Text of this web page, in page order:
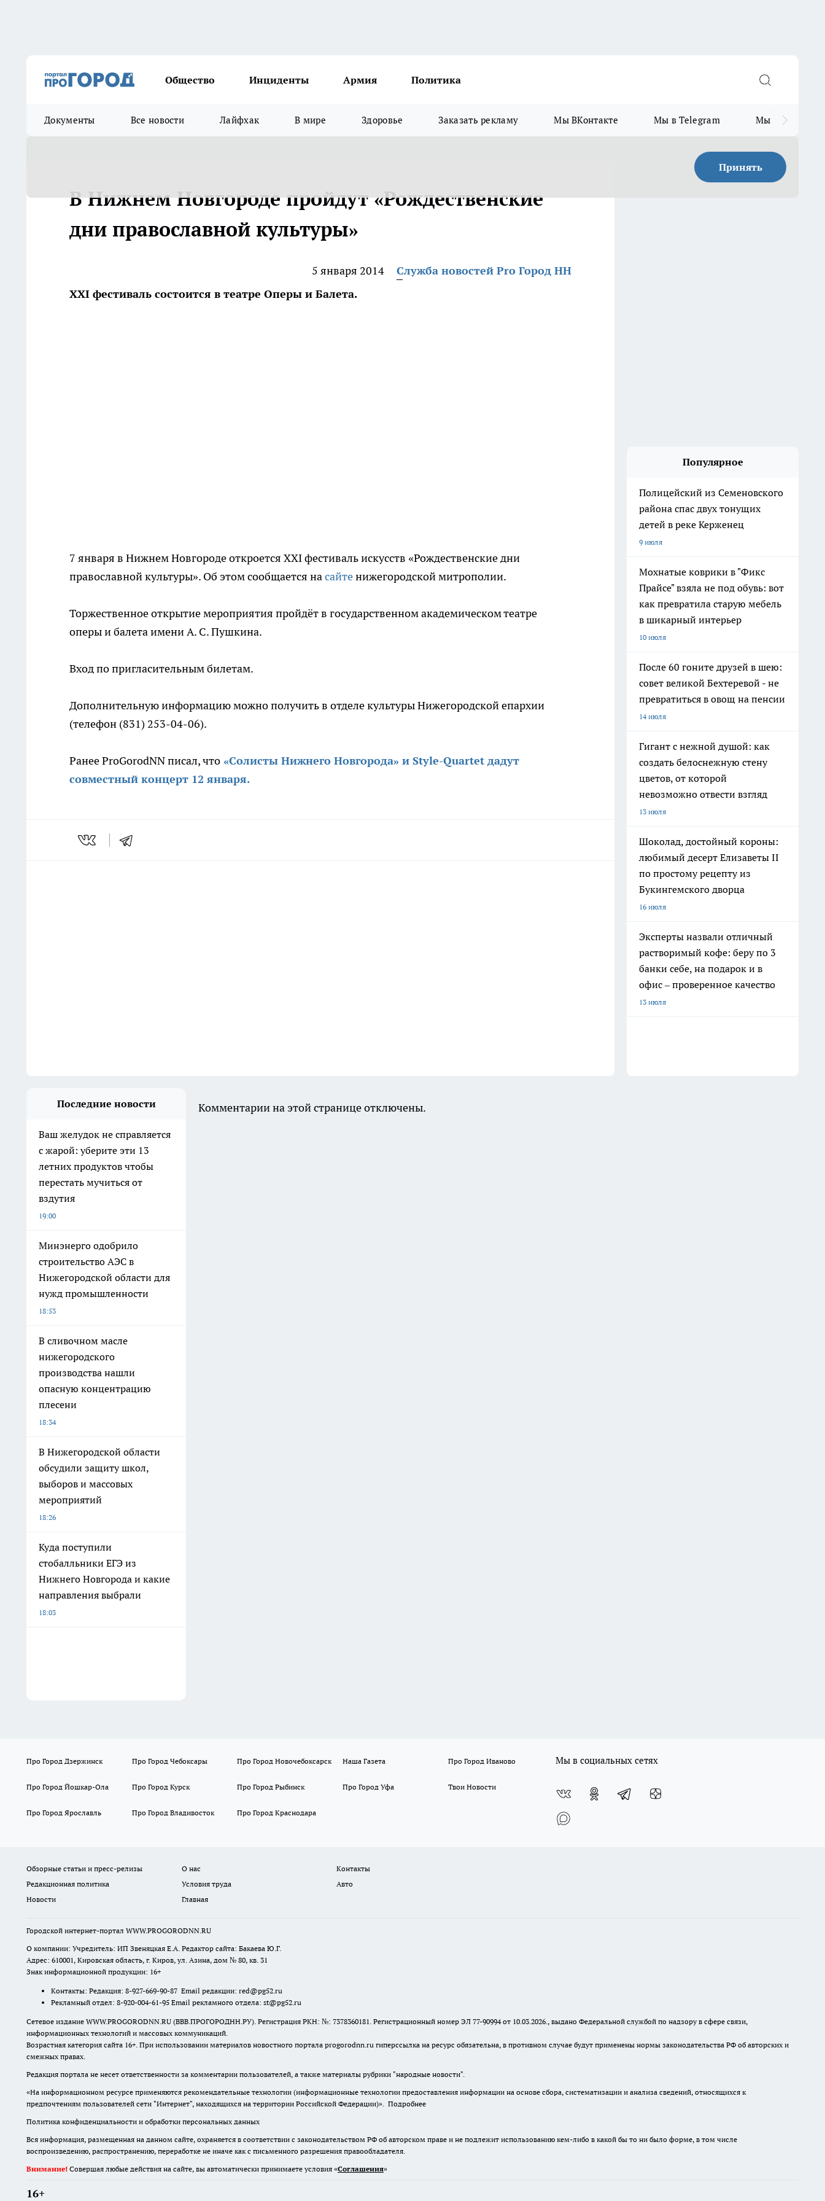
Общество Инциденты Армия Политика
Документы Все новости Лайфхак В мире Здоровье Заказать рекламу Мы ВКонтакте Мы в Telegram Мы в MAX
Принять
В Нижнем Новгороде пройдут «Рождественские
дни православной культуры»
5 января 2014
Служба новостей Pro Город НН
XXI фестиваль состоится в театре Оперы и Балета.
7 января в Нижнем Новгороде откроется XXI фестиваль искусств «Рождественские дни
православной культуры». Об этом сообщается насайтенижегородской митрополии.
Торжественное открытие мероприятия пройдёт в государственном академическом театре
оперы и балета имени А. С. Пушкина.
Вход по пригласительным билетам.
Дополнительную информацию можно получить в отделе культуры Нижегородской епархии
(телефон (831) 253-04-06).
Ранее ProGorodNN писал, что «Солисты Нижнего Новгорода» и Style-Quartet дадут
совместный концерт 12 января.
Популярное
Полицейский из Семеновского
района спас двух тонущих
детей в реке Керженец
9 июля
Мохнатые коврики в "Фикс
Прайсе" взяла не под обувь: вот
как превратила старую мебель
в шикарный интерьер
10 июля
После 60 гоните друзей в шею:
совет великой Бехтеревой - не
превратиться в овощ на пенсии
14 июля
Гигант с нежной душой: как
создать белоснежную стену
цветов, от которой
невозможно отвести взгляд
13 июля
Шоколад, достойный короны:
любимый десерт Елизаветы II
по простому рецепту из
Букингемского дворца
16 июля
Эксперты назвали отличный
растворимый кофе: беру по 3
банки себе, на подарок и в
офис – проверенное качество
13 июля
Последние новости
Ваш желудок не справляется
с жарой: уберите эти 13
летних продуктов чтобы
перестать мучиться от
вздутия
19:00
Минэнерго одобрило
строительство АЭС в
Нижегородской области для
нужд промышленности
18:53
В сливочном масле
нижегородского
производства нашли
опасную концентрацию
плесени
18:34
В Нижегородской области
обсудили защиту школ,
выборов и массовых
мероприятий
18:26
Куда поступили
стобалльники ЕГЭ из
Нижнего Новгорода и какие
направления выбрали
18:03
Комментарии на этой странице отключены.
Про Город Дзержинск Про Город Чебоксары Про Город Новочебоксарск Наша Газета Про Город Иваново
Про Город Йошкар-Ола Про Город Курск Про Город Рыбинск Про Город Уфа Твои Новости
Про Город Ярославль Про Город Владивосток Про Город Краснодара
Мы в социальных сетях
Обзорные статьи и пресс-релизы О нас
Контакты
Редакционная политика
Условия труда
Авто
Новости
Главная
Городской интернет-портал WWW.PROGORODNN.RU
О компании: Учредитель: ИП Звеняцкая Е.А. Редактор сайта: Бакаева Ю.Г.
Адрес: 610001, Кировская область, г. Киров, ул. Азина, дом № 80, кв. 31
Знак информационной продукции: 16+
Контакты: Редакция: 8-927-669-90-87 Email редакции: red@pg52.ru
Рекламный отдел: 8-920-004-61-95 Email рекламного отдела: st@pg52.ru
Сетевое издание WWW.PROGORODNN.RU (ВВВ.ПРОГОРОДНН.РУ). Регистрация РКН: №: 7378360181. Регистрационный номер ЭЛ 77-90994 от 10.03.2026., выдано Федеральной службой по надзору в сфере связи,
информационных технологий и массовых коммуникаций.
Возрастная категория сайта 16+. При использовании материалов новостного портала progorodnn.ru гиперссылка на ресурс обязательна, в противном случае будут применены нормы законодательства РФ об авторских и
смежных правах.
Редакция портала не несет ответственности за комментарии пользователей, а также материалы рубрики "народные новости".
«На информационном ресурсе применяются рекомендательные технологии (информационные технологии предоставления информации на основе сбора, систематизации и анализа сведений, относящихся к
предпочтениям пользователей сети "Интернет", находящихся на территории Российской Федерации)». Подробнее
Политика конфиденциальности и обработки персональных данных
Вся информация, размещенная на данном сайте, охраняется в соответствии с законодательством РФ об авторском праве и не подлежит использованию кем-либо в какой бы то ни было форме, в том числе
воспроизведению, распространению, переработке не иначе как с письменного разрешения правообладателя.
Внимание! Совершая любые действия на сайте, вы автоматически принимаете условия «Cоглашения»
16+